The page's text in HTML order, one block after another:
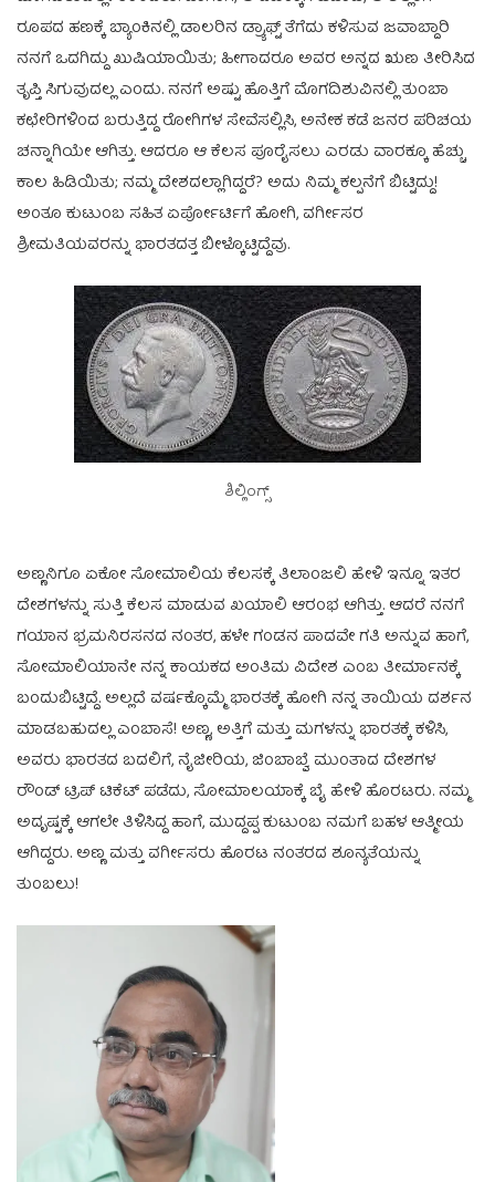
ರೂಪದ ಹಣಕ್ಕೆ ಬ್ಯಾಂಕಿನಲ್ಲಿ ಡಾಲರಿನ ಡ್ರ್ಯಾಫ್ಟ್ ತೆಗೆದು ಕಳಿಸುವ ಜವಾಬ್ದಾರಿ
ನನಗೆ ಒದಗಿದ್ದು ಖುಷಿಯಾಯಿತು; ಹೀಗಾದರೂ ಅವರ ಅನ್ನದ ಋಣ ತೀರಿಸಿದ
ತೃಪ್ತಿ ಸಿಗುವುದಲ್ಲ ಎಂದು. ನನಗೆ ಅಷ್ಟು ಹೊತ್ತಿಗೆ ಮೊಗದಿಶುವಿನಲ್ಲಿ ತುಂಬಾ
ಕಛೇರಿಗಳಿಂದ ಬರುತ್ತಿದ್ದ ರೋಗಿಗಳ ಸೇವೆಸಲ್ಲಿಸಿ, ಅನೇಕ ಕಡೆ ಜನರ ಪರಿಚಯ
ಚನ್ನಾಗಿಯೇ ಆಗಿತ್ತು. ಆದರೂ ಆ ಕೆಲಸ ಪೂರೈಸಲು ಎರಡು ವಾರಕ್ಕೂ ಹೆಚ್ಚು
ಕಾಲ ಹಿಡಿಯಿತು; ನಮ್ಮ ದೇಶದಲ್ಲಾಗಿದ್ದರೆ? ಅದು ನಿಮ್ಮ ಕಲ್ಪನೆಗೆ ಬಿಟ್ಟಿದ್ದು!
ಅಂತೂ ಕುಟುಂಬ ಸಹಿತ ಏರ್ಪೋರ್ಟಿಗೆ ಹೋಗಿ, ವರ್ಗೀಸರ
ಶ್ರೀಮತಿಯವರನ್ನು ಭಾರತದತ್ತ ಬೀಳ್ಕೊಟ್ಟಿದ್ದೆವು.
ಶಿಲ್ಲಿಂಗ್ಸ್
ಅಣ್ಣನಿಗೂ ಏಕೋ ಸೋಮಾಲಿಯ ಕೆಲಸಕ್ಕೆ ತಿಲಾಂಜಲಿ ಹೇಳಿ ಇನ್ನೂ ಇತರ
ದೇಶಗಳನ್ನು ಸುತ್ತಿ ಕೆಲಸ ಮಾಡುವ ಖಯಾಲಿ ಆರಂಭ ಆಗಿತ್ತು. ಆದರೆ ನನಗೆ
ಗಯಾನ ಭ್ರಮನಿರಸನದ ನಂತರ, ಹಳೇ ಗಂಡನ ಪಾದವೇ ಗತಿ ಅನ್ನುವ ಹಾಗೆ,
ಸೋಮಾಲಿಯಾನೇ ನನ್ನ ಕಾಯಕದ ಅಂತಿಮ ವಿದೇಶ ಎಂಬ ತೀರ್ಮಾನಕ್ಕೆ
ಬಂದುಬಿಟ್ಟಿದ್ದೆ. ಅಲ್ಲದೆ ವರ್ಷಕ್ಕೊಮ್ಮೆ ಭಾರತಕ್ಕೆ ಹೋಗಿ ನನ್ನ ತಾಯಿಯ ದರ್ಶನ
ಮಾಡಬಹುದಲ್ಲ ಎಂಬಾಸೆ! ಅಣ್ಣ, ಅತ್ತಿಗೆ ಮತ್ತು ಮಗಳನ್ನು ಭಾರತಕ್ಕೆ ಕಳಿಸಿ,
ಅವರು ಭಾರತದ ಬದಲಿಗೆ, ನೈಜೀರಿಯ, ಜಿಂಬಾಬ್ವೆ ಮುಂತಾದ ದೇಶಗಳ
ರೌಂಡ್ ಟ್ರಿಪ್ ಟಿಕೆಟ್ ಪಡೆದು, ಸೋಮಾಲಯಾಕ್ಕೆ ಬೈ ಹೇಳಿ ಹೊರಟರು. ನಮ್ಮ
ಅದೃಷ್ಟಕ್ಕೆ ಆಗಲೇ ತಿಳಿಸಿದ್ದ ಹಾಗೆ, ಮುದ್ದಪ್ಪ ಕುಟುಂಬ ನಮಗೆ ಬಹಳ ಆತ್ಮೀಯ
ಆಗಿದ್ದರು. ಅಣ್ಣ ಮತ್ತು ವರ್ಗೀಸರು ಹೊರಟ ನಂತರದ ಶೂನ್ಯತೆಯನ್ನು
ತುಂಬಲು!